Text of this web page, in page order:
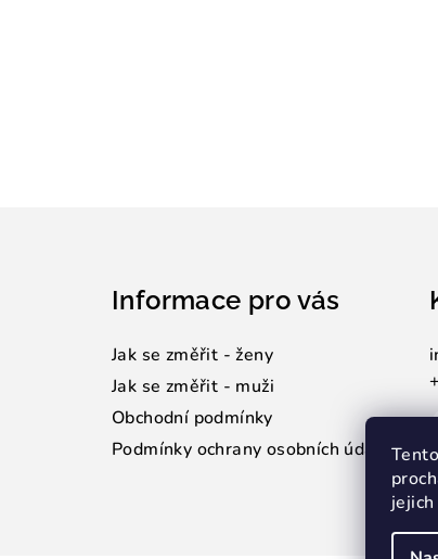
Informace pro vás
Jak se změřit - ženy
Jak se změřit - muži
Obchodní podmínky
Podmínky ochrany osobních údajů